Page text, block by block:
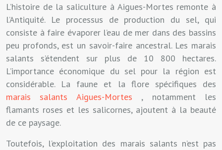
L’histoire de la saliculture à Aigues-Mortes remonte à
l’Antiquité. Le processus de production du sel, qui
consiste à faire évaporer l’eau de mer dans des bassins
peu profonds, est un savoir-faire ancestral. Les marais
salants s’étendent sur plus de 10 800 hectares.
L’importance économique du sel pour la région est
considérable. La faune et la flore spécifiques des
marais salants Aigues-Mortes , notamment les
flamants roses et les salicornes, ajoutent à la beauté
de ce paysage.
Toutefois, l’exploitation des marais salants n’est pas